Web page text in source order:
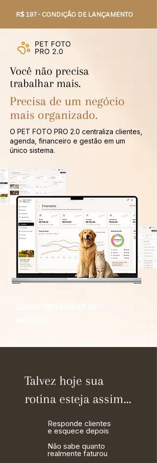
R$ 197 - CONDIÇÃO DE LANÇAMENTO
Você não precisa
trabalhar mais.
Precisa de um negócio
mais organizado.
O PET FOTO PRO 2.0 centraliza clientes,
agenda, financeiro e gestão em um
único sistema.
Talvez hoje sua
rotina esteja assim…
Responde clientes
e esquece depois
Não sabe quanto
realmente faturou